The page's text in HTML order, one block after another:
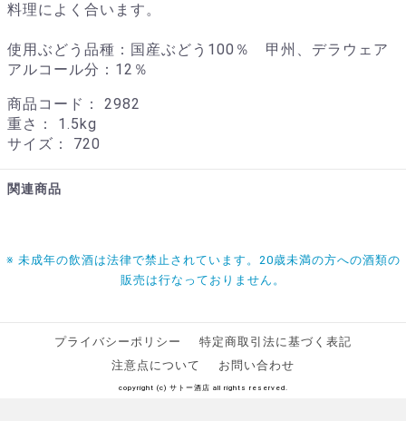
料理によく合います。
使用ぶどう品種：国産ぶどう100％ 甲州、デラウェア
アルコール分：12％
商品コード： 2982
重さ： 1.5kg
サイズ： 720
関連商品
※ 未成年の飲酒は法律で禁止されています。20歳未満の方への酒類の
販売は行なっておりません。
プライバシーポリシー
特定商取引法に基づく表記
注意点について
お問い合わせ
copyright (c) サトー酒店 all rights reserved.